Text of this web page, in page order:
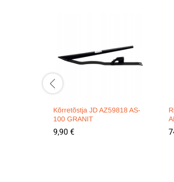
Kõrretõstja JD AZ59818 AS-
100 GRANIT
9,90 €